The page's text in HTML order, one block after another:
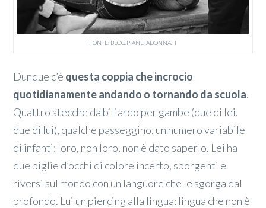
FONTE: BLOG.PIANETADONNA.IT
Dunque c’è questa coppia che incrocio
quotidianamente andando o tornando da scuola.
Quattro stecche da biliardo per gambe (due di lei,
due di lui), qualche passeggino, un numero variabile
di infanti: loro, non loro, non è dato saperlo. Lei ha
due biglie d’occhi di colore incerto, sporgenti e
riversi sul mondo con un languore che le sgorga dal
profondo. Lui un piercing alla lingua: lingua che non è